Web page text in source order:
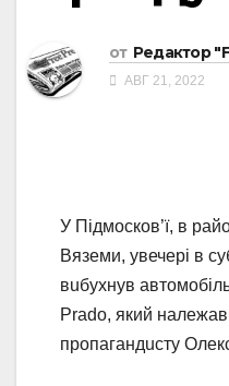
от Редактор
АВГ 21, 2022
У Підмосков’ї, в
Вяземи, увечері в
вuбухнув
Prado, який належав
пропагандuсту